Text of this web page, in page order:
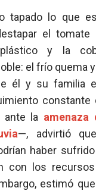
tapado lo que
el tomate
y la
el frío quema
él y su familia
ante la amenaza
—, advirtió
haber
con los
estimó